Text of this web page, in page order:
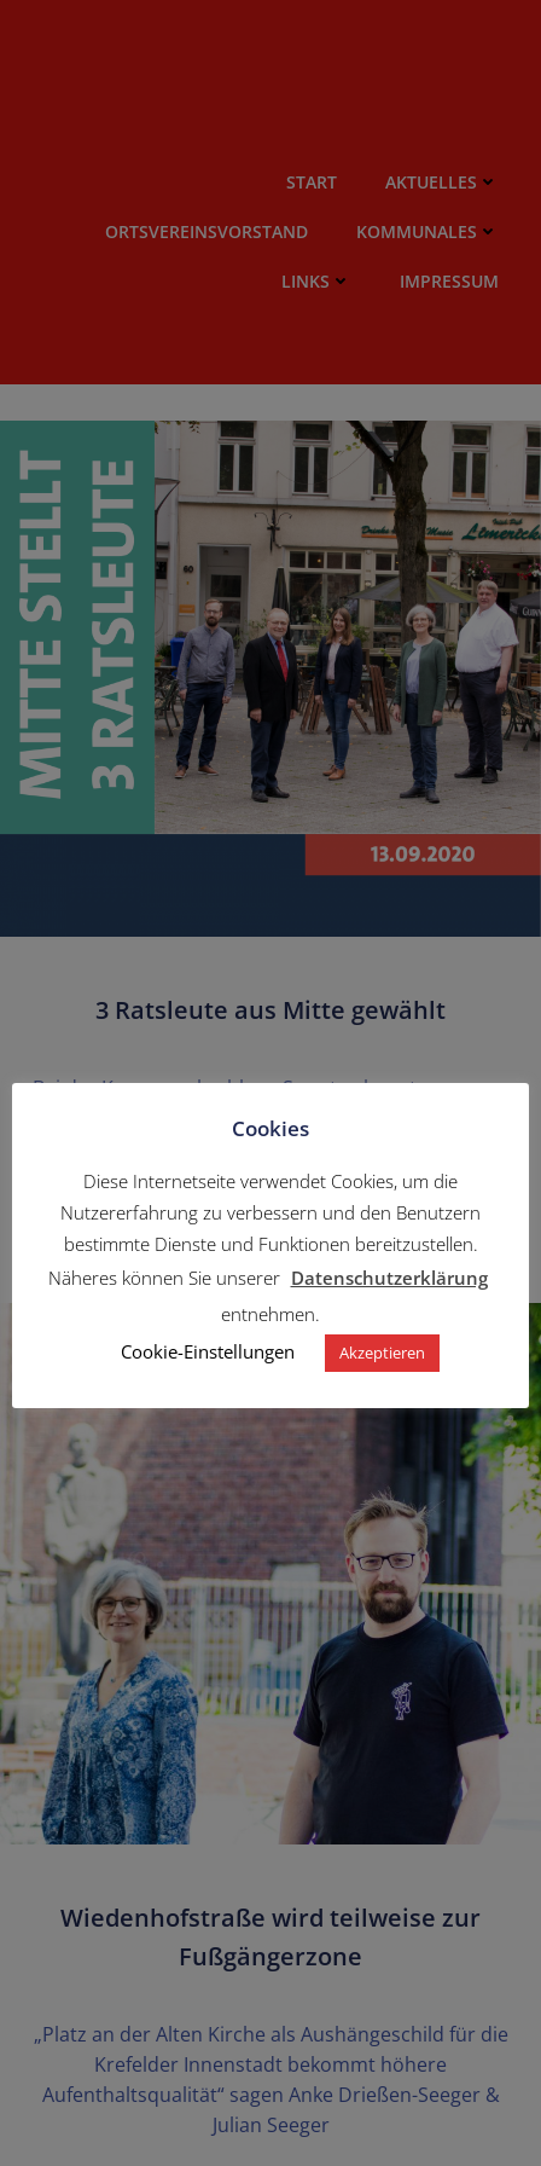
START AKTUELLES
ORTSVEREINSVORSTAND KOMMUNALES
LINKS IMPRESSUM
3 Ratsleute aus Mitte gewählt
Bei der Kommunalwahl am Sonntag konnten unsere
Ratskandidatinnen und Ratskandidaten 3 von 5
Drießen-Seeger […]
byCristian Delgadoon Sep. 14 Read more
Wiedenhofstraße wird teilweise zur
Fußgängerzone
„Platz an der Alten Kirche als Aushängeschild für die
Krefelder Innenstadt bekommt höhere
Aufenthaltsqualität“ sagen Anke Drießen-Seeger &
Julian Seeger
Cookies
Diese Internetseite verwendet Cookies, um die
Nutzererfahrung zu verbessern und den Benutzern
bestimmte Dienste und Funktionen bereitzustellen.
Näheres können Sie unserer Datenschutzerklärung
entnehmen.
Cookie-Einstellungen
Akzeptieren